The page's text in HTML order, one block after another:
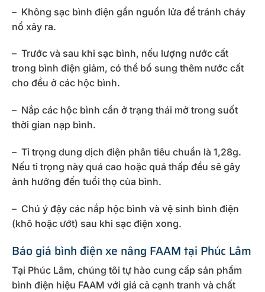
– Không sạc bình điện gần nguồn lửa để tránh cháy
nổ xảy ra.
– Trước và sau khi sạc bình, nếu lượng nước cất
trong bình điện giảm, có thể bổ sung thêm nước cất
cho đều ở các hộc bình.
– Nắp các hộc bình cần ở trạng thái mở trong suốt
thời gian nạp bình.
– Tỉ trọng dung dịch điện phân tiêu chuẩn là 1,28g.
Nếu tỉ trọng này quá cao hoặc quá thấp đều sẽ gây
ảnh hưởng đến tuổi thọ của bình.
– Chú ý đậy các nắp hộc bình và vệ sinh bình điện
(khô hoặc ướt) sau khi sạc điện xong.
Báo giá bình điện xe nâng FAAM tại Phúc Lâm
Tại Phúc Lâm, chúng tôi tự hào cung cấp sản phẩm
bình điện hiệu FAAM với giá cả cạnh tranh và chất